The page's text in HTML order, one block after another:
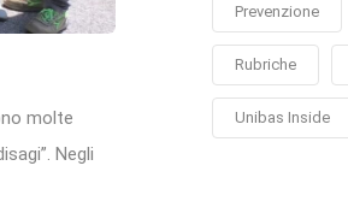
molte
Negli
Prevenzione
Rubriche
Unibas Inside